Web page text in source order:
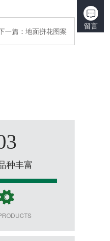
一篇： 地面拼花图案
种丰富
留言